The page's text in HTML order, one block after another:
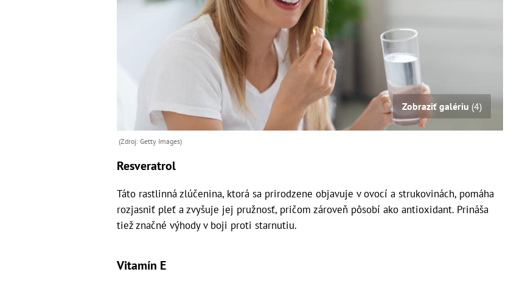
Zobraziť galériu (4)
(Zdroj: Getty Images)
Resveratrol
Táto rastlinná zlúčenina, ktorá sa prirodzene objavuje v ovocí a strukovinách, pomáha
rozjasniť pleť a zvyšuje jej pružnosť, pričom zároveň pôsobí ako antioxidant. Prináša
tiež značné výhody v boji proti starnutiu.
Vitamín E